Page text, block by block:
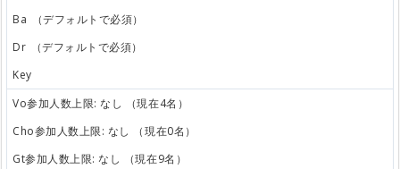
Ba
（デフォルトで必須）
Dr
（デフォルトで必須）
Key
Vo参加人数上限: なし （現在4名）
Cho参加人数上限: なし （現在0名）
Gt参加人数上限: なし （現在9名）